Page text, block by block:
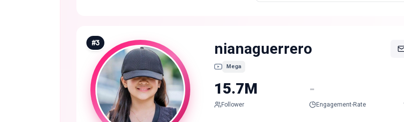
#3 nianaguerrero
Mega
15.7M
Follower
-
Engagement-Rate